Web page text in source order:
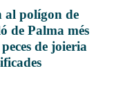
al polígon de
de Palma més
de joieria